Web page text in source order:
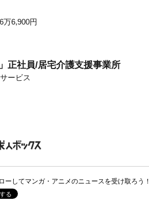
万6,900円
正社員/居宅介護支援事業所
ービス
ーしてマンガ・アニメのニュースを受け取ろう！